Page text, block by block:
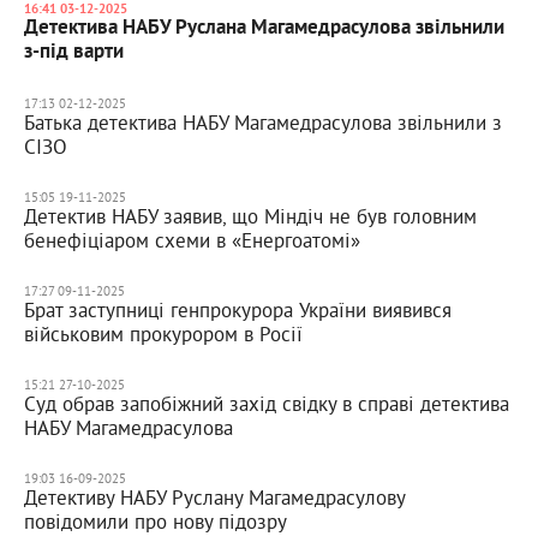
16:41 03-12-2025
Детектива НАБУ Руслана Магамедрасулова звільнили
з-під варти
17:13 02-12-2025
Батька детектива НАБУ Магамедрасулова звільнили з
СІЗО
15:05 19-11-2025
Детектив НАБУ заявив, що Міндіч не був головним
бенефіціаром схеми в «Енергоатомі»
17:27 09-11-2025
Брат заступниці генпрокурора України виявився
військовим прокурором в Росії
15:21 27-10-2025
Суд обрав запобіжний захід свідку в справі детектива
НАБУ Магамедрасулова
19:03 16-09-2025
Детективу НАБУ Руслану Магамедрасулову
повідомили про нову підозру